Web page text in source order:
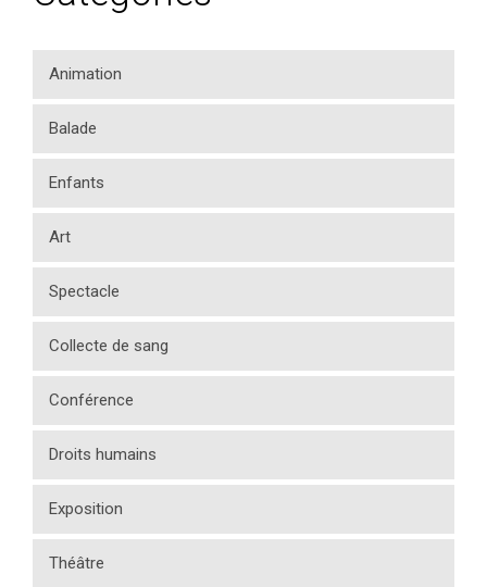
Animation
Balade
Enfants
Art
Spectacle
Collecte de sang
Conférence
Droits humains
Exposition
Théâtre